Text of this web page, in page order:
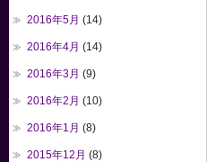
2016年5月 (14)
2016年4月 (14)
2016年3月 (9)
2016年2月 (10)
2016年1月 (8)
2015年12月 (8)